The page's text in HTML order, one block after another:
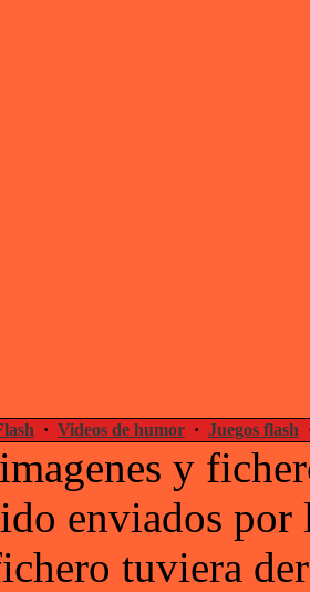
· Videos de humor · Juegos flash
y
enviados por
tuviera